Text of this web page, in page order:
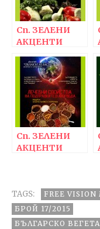
Сп. ЗЕЛЕНИ
АКЦЕНТИ
Сп. ЗЕЛЕНИ
АКЦЕНТИ
TAGS: FREE VISION
БРОЙ 17/2015
БЪЛГАРСКО